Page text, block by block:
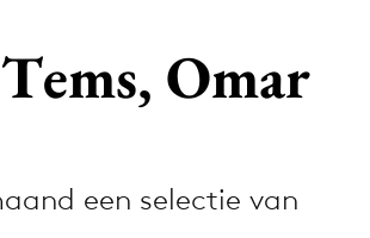
Omar
een selectie van